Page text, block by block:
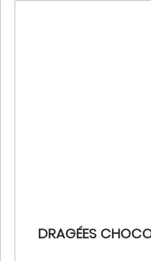
DRAGÉES